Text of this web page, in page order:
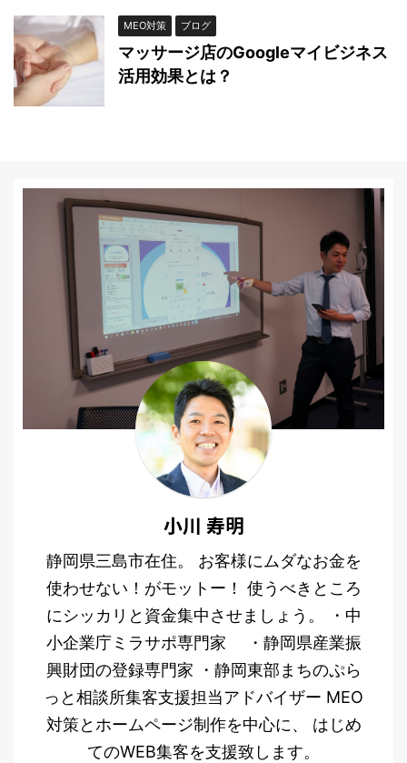
MEO対策 ブログ
マッサージ店のGoogleマイビジネス
活用効果とは？
小川 寿明
静岡県三島市在住。 お客様にムダなお金を
使わせない！がモットー！ 使うべきところ
にシッカリと資金集中させましょう。 ・中
小企業庁ミラサポ専門家 ・静岡県産業振
興財団の登録専門家 ・静岡東部まちのぷら
っと相談所集客支援担当アドバイザー MEO
対策とホームページ制作を中心に、 はじめ
てのWEB集客を支援致します。